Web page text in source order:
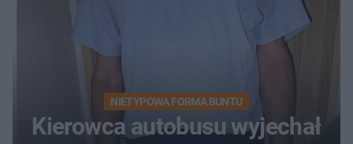
NIETYPOWA FORMA BUNTU
Kierowca autobusu wyjechał